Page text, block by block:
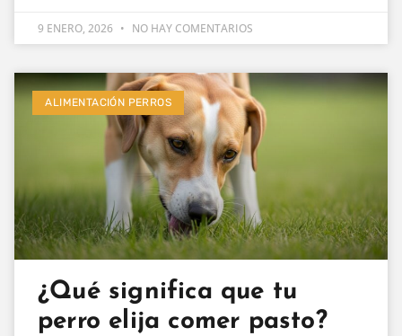
9 ENERO, 2026 NO HAY COMENTARIOS
ALIMENTACIÓN PERROS
¿Qué significa que tu
perro elija comer pasto?